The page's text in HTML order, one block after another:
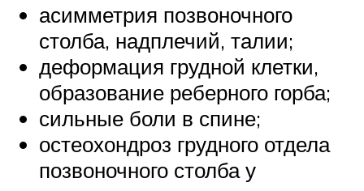
асимметрия позвоночного
столба, надплечий, талии;
деформация грудной клетки,
образование реберного горба;
сильные боли в спине;
остеохондроз грудного отдела
позвоночного столба у